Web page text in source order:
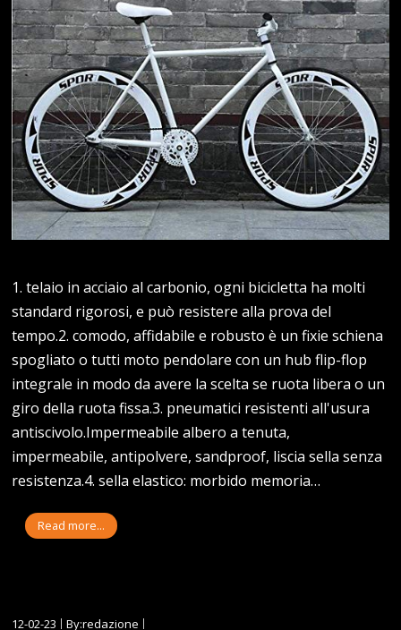
1. telaio in acciaio al carbonio, ogni bicicletta ha molti
standard rigorosi, e può resistere alla prova del
tempo.2. comodo, affidabile e robusto è un fixie schiena
spogliato o tutti moto pendolare con un hub flip-flop
integrale in modo da avere la scelta se ruota libera o un
giro della ruota fissa.3. pneumatici resistenti all'usura
antiscivolo.Impermeabile albero a tenuta,
impermeabile, antipolvere, sandproof, liscia sella senza
resistenza.4. sella elastico: morbido memoria…
Read more...
12-02-23
By:redazione